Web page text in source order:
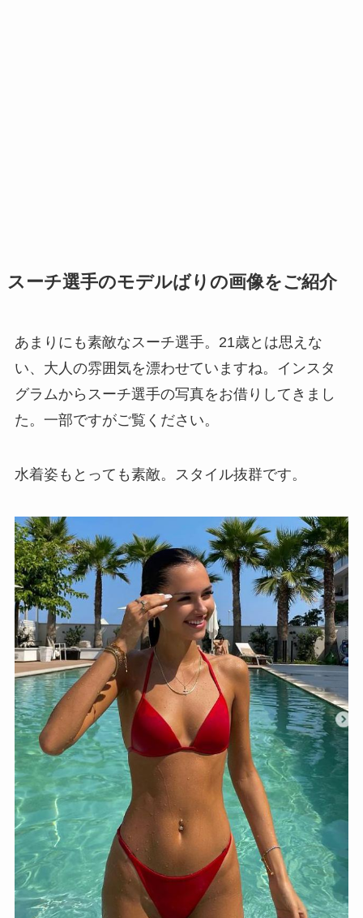
スーチ選手のモデルばりの画像をご紹介
あまりにも素敵なスーチ選手。21歳とは思えな
い、大人の雰囲気を漂わせていますね。インスタ
グラムからスーチ選手の写真をお借りしてきまし
た。一部ですがご覧ください。
水着姿もとっても素敵。スタイル抜群です。